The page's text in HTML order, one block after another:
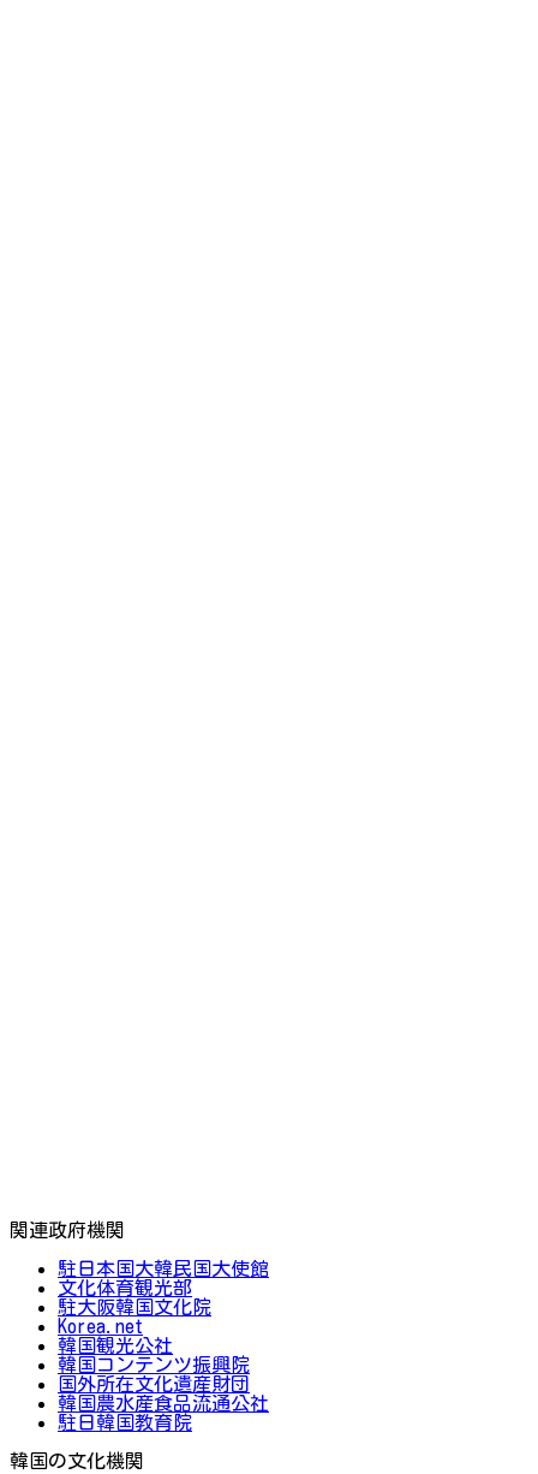
関連政府機関
駐日本国大韓民国大使館
文化体育観光部
駐大阪韓国文化院
Korea.net
韓国観光公社
韓国コンテンツ振興院
国外所在文化遺産財団
韓国農水産食品流通公社
駐日韓国教育院
韓国の文化機関